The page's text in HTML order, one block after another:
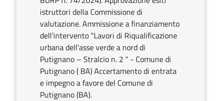
istruttori della Commissione di
valutazione. Ammissione a finanziamento
dell’intervento “Lavori di Riqualificazione
urbana dell’asse verde a nord di
Putignano – Stralcio n. 2 “ - Comune di
Putignano ( BA) Accertamento di entrata
e impegno a favore del Comune di
Putignano (BA).